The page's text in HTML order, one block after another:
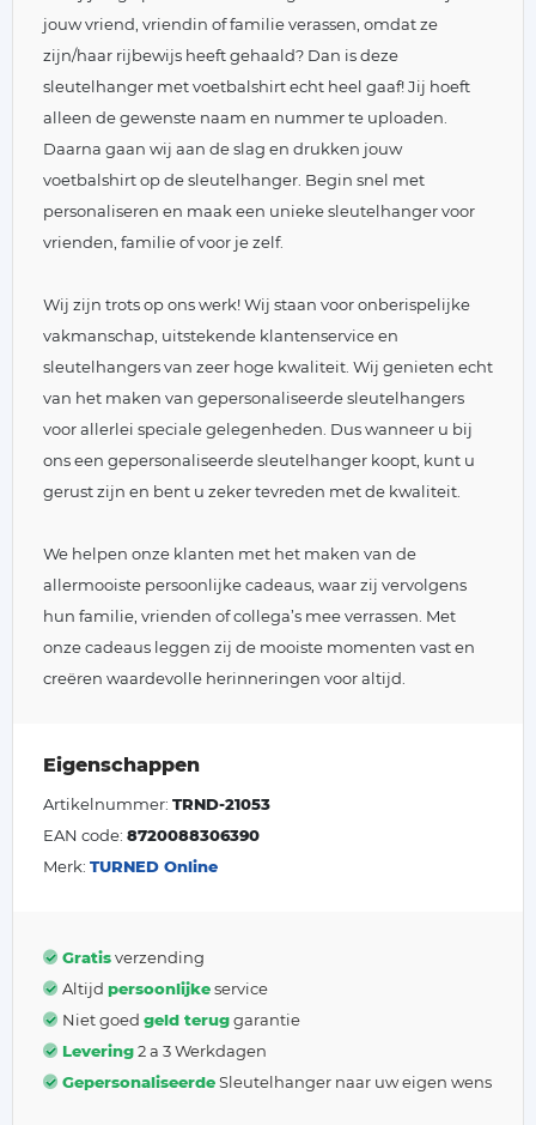
jouw vriend, vriendin of familie verassen, omdat ze
zijn/haar rijbewijs heeft gehaald? Dan is deze
sleutelhanger met voetbalshirt echt heel gaaf! Jij hoeft
alleen de gewenste naam en nummer te uploaden.
Daarna gaan wij aan de slag en drukken jouw
voetbalshirt op de sleutelhanger. Begin snel met
personaliseren en maak een unieke sleutelhanger voor
vrienden, familie of voor je zelf.
Wij zijn trots op ons werk! Wij staan voor onberispelijke
vakmanschap, uitstekende klantenservice en
sleutelhangers van zeer hoge kwaliteit. Wij genieten echt
van het maken van gepersonaliseerde sleutelhangers
voor allerlei speciale gelegenheden. Dus wanneer u bij
ons een gepersonaliseerde sleutelhanger koopt, kunt u
gerust zijn en bent u zeker tevreden met de kwaliteit.
We helpen onze klanten met het maken van de
allermooiste persoonlijke cadeaus, waar zij vervolgens
hun familie, vrienden of collega’s mee verrassen. Met
onze cadeaus leggen zij de mooiste momenten vast en
creëren waardevolle herinneringen voor altijd.
Eigenschappen
Artikelnummer: TRND-21053
EAN code: 8720088306390
Merk: TURNED Online
Gratisverzending
Altijd persoonlijkeservice
Niet goed geld teruggarantie
Levering2 a 3 Werkdagen
GepersonaliseerdeSleutelhanger naar uw eigen wens